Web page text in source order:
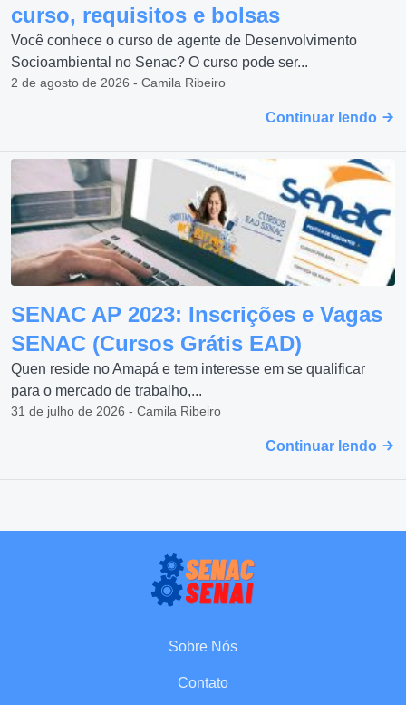
curso, requisitos e bolsas
Você conhece o curso de agente de Desenvolvimento
Socioambiental no Senac? O curso pode ser...
2 de agosto de 2026 - Camila Ribeiro
Continuar lendo
SENAC AP 2023: Inscrições e Vagas
SENAC (Cursos Grátis EAD)
Quen reside no Amapá e tem interesse em se qualificar
para o mercado de trabalho,...
31 de julho de 2026 - Camila Ribeiro
Continuar lendo
Sobre Nós
Contato